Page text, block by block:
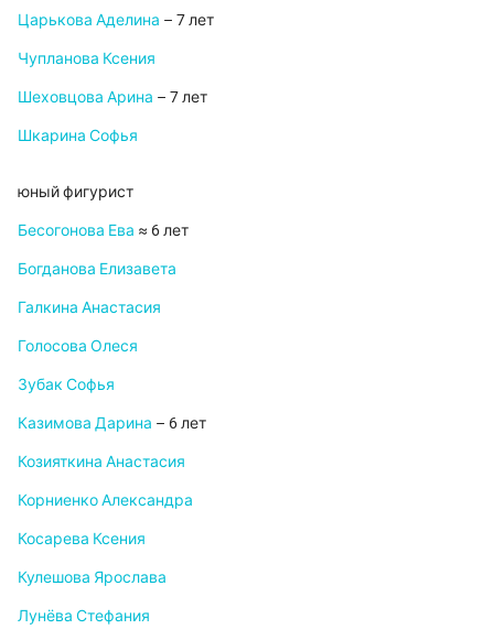
Царькова Аделина – 7 лет
Чупланова Ксения
Шеховцова Арина – 7 лет
Шкарина Софья
юный фигурист
Бесогонова Ева ≈ 6 лет
Богданова Елизавета
Галкина Анастасия
Голосова Олеся
Зубак Софья
Казимова Дарина – 6 лет
Козияткина Анастасия
Корниенко Александра
Косарева Ксения
Кулешова Ярослава
Лунёва Стефания